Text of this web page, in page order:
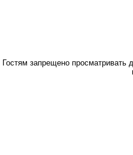
Гостям запрещено просматривать